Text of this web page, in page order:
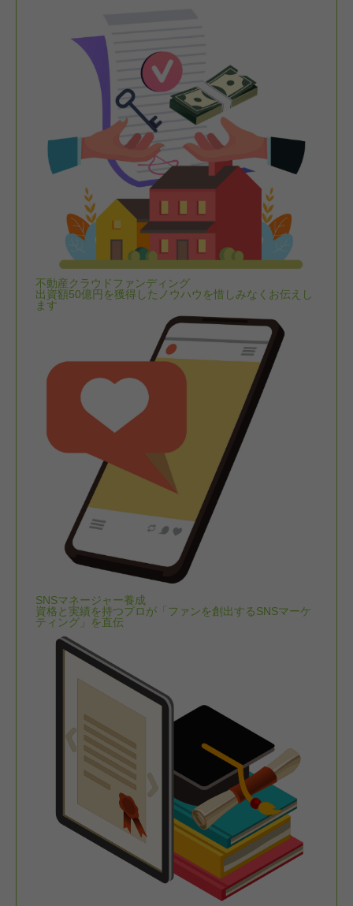
不動産クラウドファンディング
出資額50億円を獲得したノウハウを惜しみなくお伝えし
ます
SNSマネージャー養成
資格と実績を持つプロが「ファンを創出するSNSマーケ
ティング」を直伝